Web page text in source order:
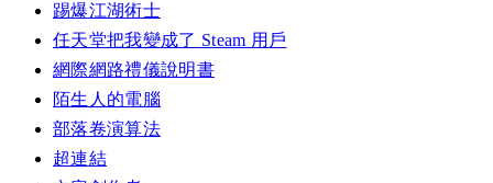
踢爆江湖術士
任天堂把我變成了 Steam 用戶
網際網路禮儀說明書
陌生人的電腦
部落卷演算法
超連結